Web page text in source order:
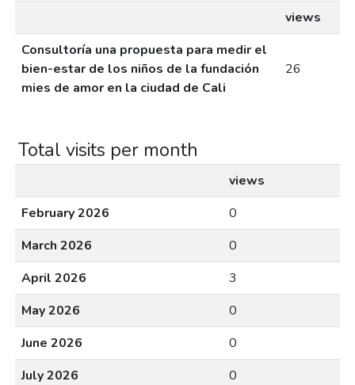
views
Consultoría una propuesta para medir el
bien-estar de los niños de la fundación
mies de amor en la ciudad de Cali
26
Total visits per month
views
February 2026
0
March 2026
0
April 2026
3
May 2026
0
June 2026
0
July 2026
0